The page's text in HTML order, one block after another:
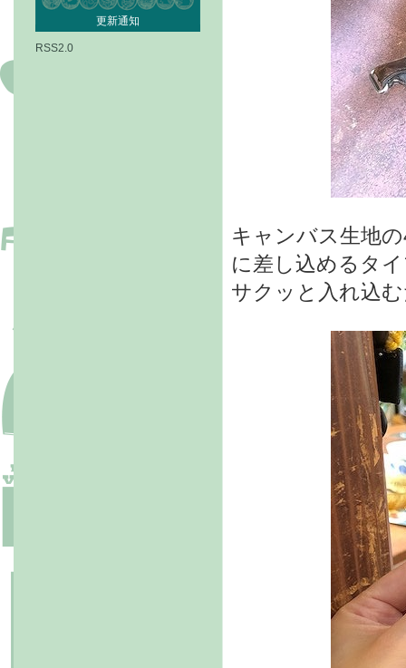
キャンバス生地
に差し込めるタ
サクッと入れ込
更新通知
RSS2.0